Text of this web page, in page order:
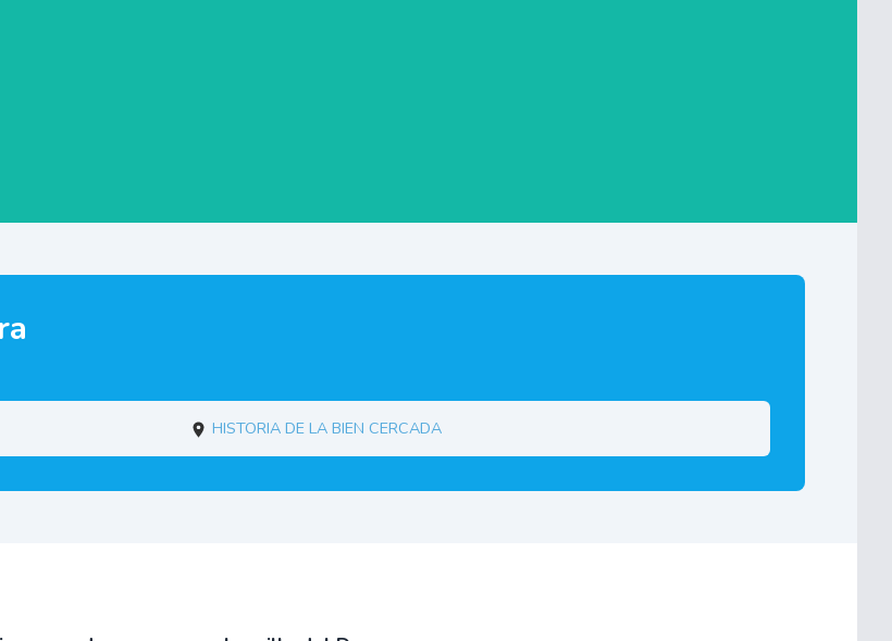
Historia de La Bien Cercada